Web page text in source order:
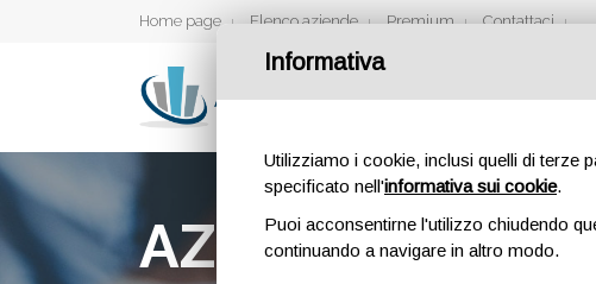
Home page Elenco aziende Premium Contattaci
AZIENDE
Informativa
Utilizziamo i cookie, inclusi quelli di terze
specificato nell'informativa sui cookie.
Puoi acconsentirne l'utilizzo chiudendo
continuando a navigare in altro modo.